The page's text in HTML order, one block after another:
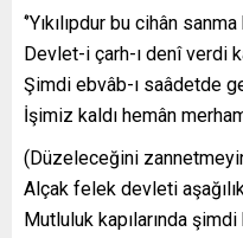
‘’Yıkılıpdur bu cihân
Devlet-i çarh-ı denî verdi
Şimdi ebvâb-ı saâdetde
İşimiz kaldı hemân
(Düzeleceğini
Alçak felek devleti
Mutluluk kapılarında şimdi